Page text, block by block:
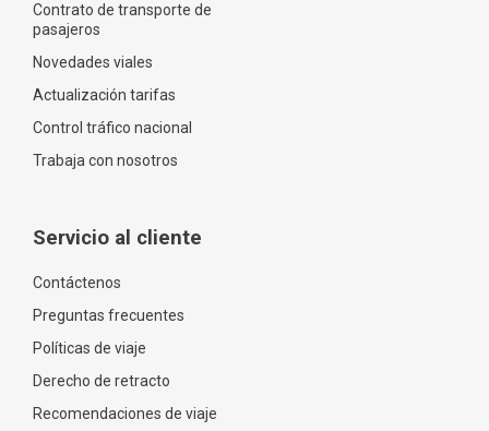
Contrato de transporte de
pasajeros
Novedades viales
Actualización tarifas
Control tráfico nacional
Trabaja con nosotros
Servicio al cliente
Contáctenos
Preguntas frecuentes
Políticas de viaje
Derecho de retracto
Recomendaciones de viaje